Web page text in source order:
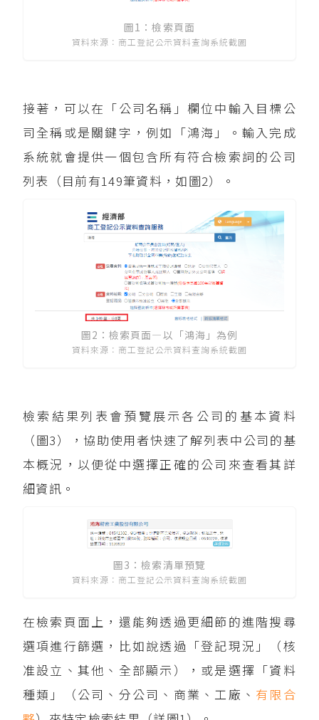
圖1：檢索頁面
資料來源：商工登記公示資料查詢系統截圖
接著，可以在「公司名稱」欄位中輸入目標公
司全稱或是關鍵字，例如「鴻海」。輸入完成
系統就會提供一個包含所有符合檢索詞的公司
列表（目前有149筆資料，如圖2）。
圖2：檢索頁面—以「鴻海」為例
資料來源：商工登記公示資料查詢系統截圖
檢索結果列表會預覽展示各公司的基本資料
（圖3），協助使用者快速了解列表中公司的基
本概況，以便從中選擇正確的公司來查看其詳
細資訊。
圖3：檢索清單預覽
資料來源：商工登記公示資料查詢系統截圖
在檢索頁面上，還能夠透過更細節的進階搜尋
選項進行篩選，比如說透過「登記現況」（核
准設立、其他、全部顯示），或是選擇「資料
種類」（公司、分公司、商業、工廠、 有限合